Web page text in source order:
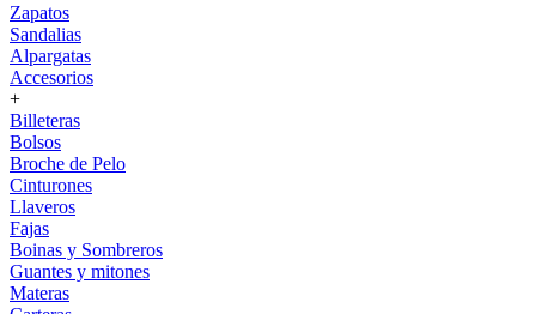
Zapatos
Sandalias
Alpargatas
Accesorios
+
Billeteras
Bolsos
Broche de Pelo
Cinturones
Llaveros
Fajas
Boinas y Sombreros
Guantes y mitones
Materas